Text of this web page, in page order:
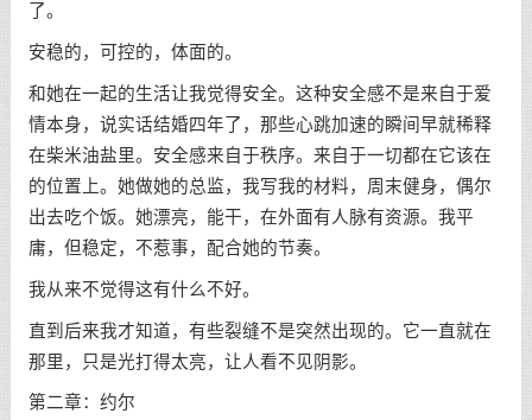
了。
安稳的，可控的，体面的。
和她在一起的生活让我觉得安全。这种安全感不是来自于爱
情本身，说实话结婚四年了，那些心跳加速的瞬间早就稀释
在柴米油盐里。安全感来自于秩序。来自于一切都在它该在
的位置上。她做她的总监，我写我的材料，周末健身，偶尔
出去吃个饭。她漂亮，能干，在外面有人脉有资源。我平
庸，但稳定，不惹事，配合她的节奏。
我从来不觉得这有什么不好。
直到后来我才知道，有些裂缝不是突然出现的。它一直就在
那里，只是光打得太亮，让人看不见阴影。
第二章：约尔